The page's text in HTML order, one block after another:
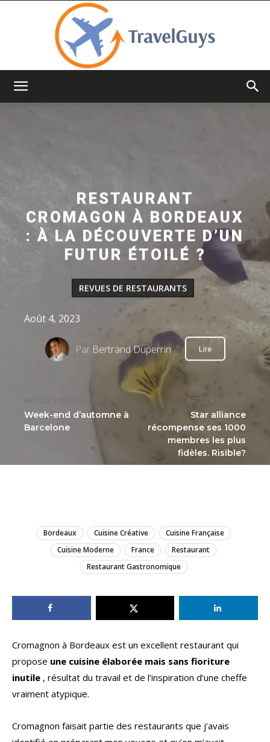
ARTICLE PRÉCÉDENT
Week-end d’automne à
Barcelone
ARTICLE SUIVANT
Star alliance
récompense ses 1000
membres les plus
fidèles. Risible?
RESTAURANT
CROMAGON À BORDEAUX
: À LA DÉCOUVERTE D’UN
FUTUR ÉTOILÉ ?
REVUES DE RESTAURANTS
Août 4, 2023
Par Bertrand Duperrin Lire
Bordeaux Cuisine Créative
Cuisine Française
Cuisine Moderne
France
Restaurant
Restaurant Gastronomique
Cromagnon à Bordeaux est un excellent restaurant qui
propose une cuisine élaborée mais sans fioriture
inutile , résultat du travail et de l’inspiration d’une cheffe
vraiment atypique.
Cromagnon faisait partie des restaurants que j’avais